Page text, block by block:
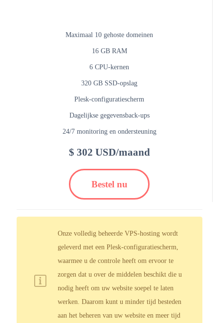
Maximaal 10 gehoste domeinen
16 GB RAM
6 CPU-kernen
320 GB SSD-opslag
Plesk-configuratiescherm
Dagelijkse gegevensback-ups
24/7 monitoring en ondersteuning
$ 302 USD/maand
Bestel nu
Onze volledig beheerde VPS-hosting wordt
geleverd met een Plesk-configuratiescherm,
waarmee u de controle heeft om ervoor te
zorgen dat u over de middelen beschikt die u
nodig heeft om uw website soepel te laten
werken. Daarom kunt u minder tijd besteden
aan het beheren van uw website en meer tijd